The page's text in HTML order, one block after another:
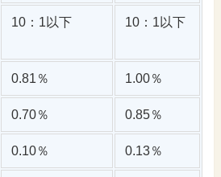
10：1以下 10：1以下
0.81％ 1.00％
0.70％ 0.85％
0.10％ 0.13％